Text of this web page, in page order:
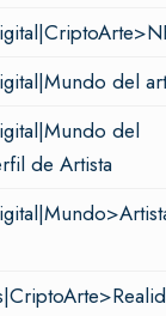
del
del
de Artista